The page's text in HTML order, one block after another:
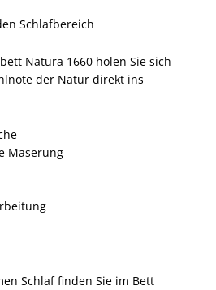
Schlafbereich
Natura 1660 holen Sie sich
der Natur direkt ins
Maserung
Schlaf finden Sie im Bett